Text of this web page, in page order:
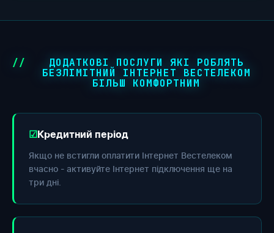
ДОДАТКОВІ ПОСЛУГИ ЯКІ РОБЛЯТЬ
БЕЗЛІМІТНИЙ ІНТЕРНЕТ ВЕСТЕЛЕКОМ
БІЛЬШ КОМФОРТНИМ
Кредитний період
Якщо не встигли оплатити Інтернет Вестелеком
вчасно - активуйте Інтернет підключення ще на
три дні.